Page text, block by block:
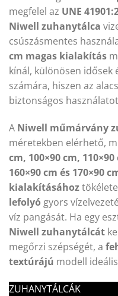
megfelel az UNE
Niwell zuhanytálca
csúszásmentes
cm magas kialakítás
kínál, különösen
számára, hiszen az
biztonságos
A Niwell műmárvány
méretekben elérhető,
cm, 100×90 cm,
160×90 cm és 170×90
kialakításához
lefolyó gyors
víz pangását. Ha egy
Niwell zuhanytálcát
megőrzi szépségét, a
textúrájú modell
ZUHANYTÁLCÁK